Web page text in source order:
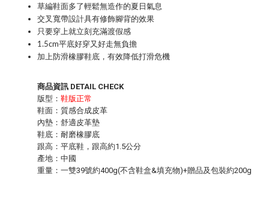
草編鞋面多了輕鬆無造作的夏日氣息
交叉寬帶設計具有修飾腳背的效果
只要穿上就立刻充滿渡假感
1.5cm平底好穿又好走無負擔
加上防滑橡膠鞋底，有效降低打滑危機
商品資訊 DETAIL CHECK
版型： 鞋版正常
鞋面：質感合成皮革
內墊：舒適皮革墊
鞋底：耐磨橡膠底
跟高：平底鞋，跟高約1.5公分
產地：中國
重量：一雙39號約400g(不含鞋盒&填充物)+贈品及包裝約200g